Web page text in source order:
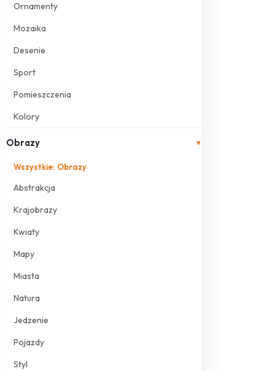
Ornamenty
Mozaika
Desenie
Sport
Pomieszczenia
Kolory
Obrazy ▾
Wszystkie: Obrazy
Abstrakcja
Krajobrazy
Kwiaty
Mapy
Miasta
Natura
Jedzenie
Pojazdy
Styl